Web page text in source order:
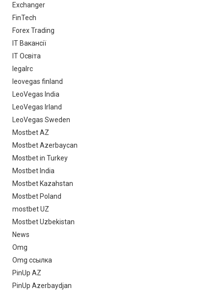
Exchanger
FinTech
Forex Trading
IT Вакансії
IT Освіта
legalrc
leovegas finland
LeoVegas India
LeoVegas Irland
LeoVegas Sweden
Mostbet AZ
Mostbet Azerbaycan
Mostbet in Turkey
Mostbet India
Mostbet Kazahstan
Mostbet Poland
mostbet UZ
Mostbet Uzbekistan
News
Omg
Omg ссылка
PinUp AZ
PinUp Azerbaydjan